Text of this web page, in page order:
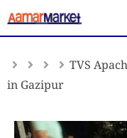
Skip
to
TVS
in Gazipur